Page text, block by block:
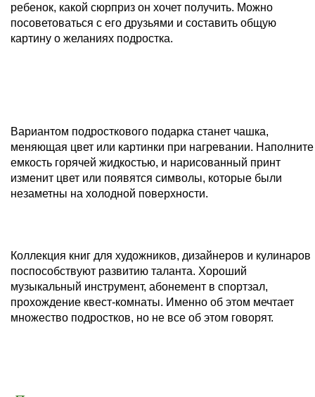
ребенок, какой сюрприз он хочет получить. Можно
посоветоваться с его друзьями и составить общую
картину о желаниях подростка.
Вариантом подросткового подарка станет чашка,
меняющая цвет или картинки при нагревании. Наполните
емкость горячей жидкостью, и нарисованный принт
изменит цвет или появятся символы, которые были
незаметны на холодной поверхности.
Коллекция книг для художников, дизайнеров и кулинаров
поспособствуют развитию таланта. Хороший
музыкальный инструмент, абонемент в спортзал,
прохождение квест-комнаты. Именно об этом мечтает
множество подростков, но не все об этом говорят.